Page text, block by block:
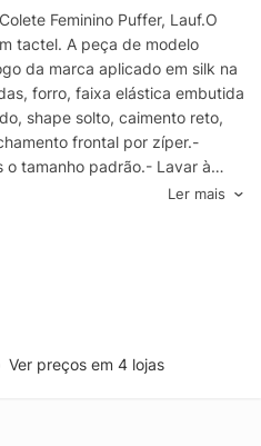
Feminino Puffer, Lauf.O
tactel. A peça de modelo
da marca aplicado em silk na
forro, faixa elástica embutida
shape solto, caimento reto,
frontal por zíper.-
o tamanho padrão.- Lavar à
e 10% ElastanoCor: RosaMarca:
Ler mais
Ver preços em 4 lojas